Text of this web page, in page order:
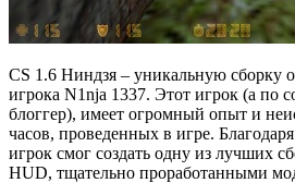
CS 1.6 Ниндзя – уникальную сборку
игрока N1nja 1337. Этот игрок (а по
блоггер), имеет огромный опыт и
часов, проведенных в игре.
игрок смог создать одну из лучших
HUD, тщательно проработанными